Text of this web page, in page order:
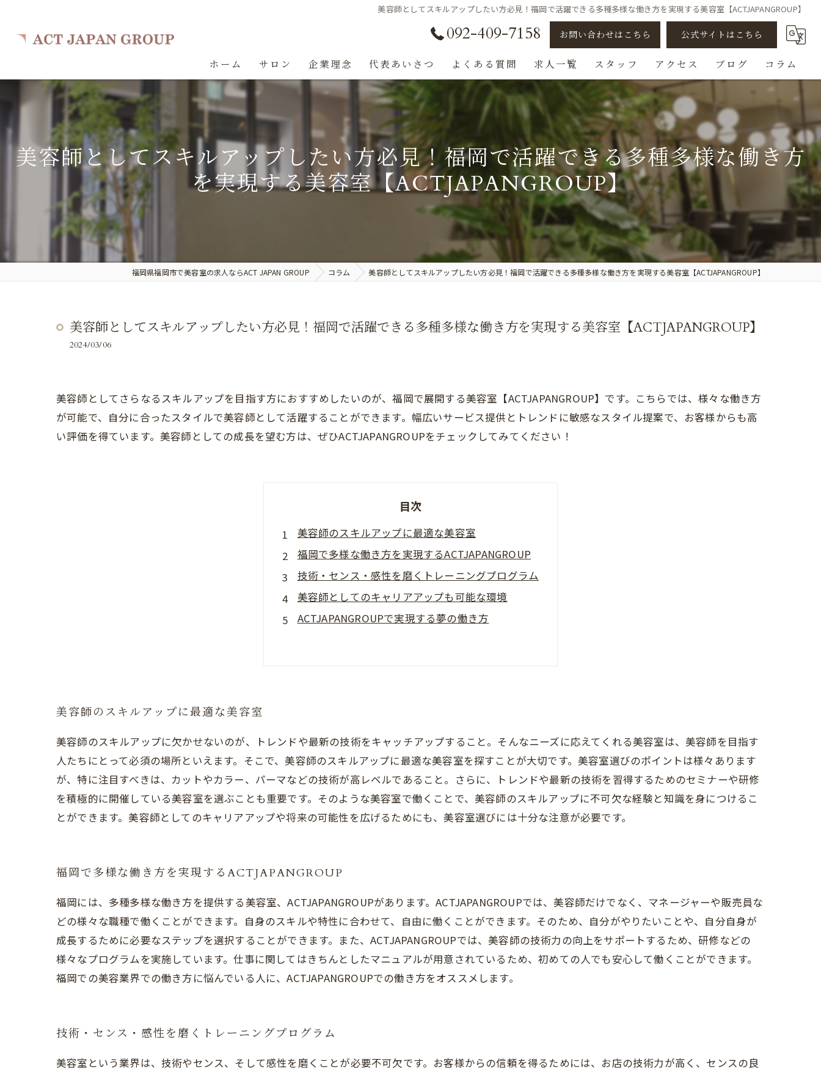
美容師としてスキルアップしたい方必見！福岡で活躍できる多種多様な働き方を実現する美容室【ACTJAPANGROUP】
092-409-7158 お問い合わせはこちら 公式サイトはこちら
ホーム サロン 企業理念 代表あいさつ よくある質問 求人一覧 スタッフ
アシスタント
スタイリスト
ビューティスト
スパニスト
チェンジ/転職
アクセス ブログ コラム
美容師としてスキルアップしたい方必見！福岡で活躍できる多種多様な働き方
を実現する美容室【ACTJAPANGROUP】
福岡県福岡市で美容室の求人ならACT JAPAN GROUP コラム 美容師としてスキルアップしたい方必見！福岡で活躍できる多種多様な働き方を実現する美容室【ACTJAPANGROUP】
美容師としてスキルアップしたい方必見！福岡で活躍できる多種多様な働き方を実現する美容室【ACTJAPANGROUP】
2024/03/06
美容師としてさらなるスキルアップを目指す方におすすめしたいのが、福岡で展開する美容室【ACTJAPANGROUP】です。こちらでは、様々な働き方
が可能で、自分に合ったスタイルで美容師として活躍することができます。幅広いサービス提供とトレンドに敏感なスタイル提案で、お客様からも高
い評価を得ています。美容師としての成長を望む方は、ぜひACTJAPANGROUPをチェックしてみてください！
目次
美容師のスキルアップに最適な美容室
福岡で多様な働き方を実現するACTJAPANGROUP
技術・センス・感性を磨くトレーニングプログラム
美容師としてのキャリアアップも可能な環境
ACTJAPANGROUPで実現する夢の働き方
美容師のスキルアップに最適な美容室
美容師のスキルアップに欠かせないのが、トレンドや最新の技術をキャッチアップすること。そんなニーズに応えてくれる美容室は、美容師を目指す
人たちにとって必須の場所といえます。そこで、美容師のスキルアップに最適な美容室を探すことが大切です。美容室選びのポイントは様々あります
が、特に注目すべきは、カットやカラー、パーマなどの技術が高レベルであること。さらに、トレンドや最新の技術を習得するためのセミナーや研修
を積極的に開催している美容室を選ぶことも重要です。そのような美容室で働くことで、美容師のスキルアップに不可欠な経験と知識を身につけるこ
とができます。美容師としてのキャリアアップや将来の可能性を広げるためにも、美容室選びには十分な注意が必要です。
福岡で多様な働き方を実現するACTJAPANGROUP
福岡には、多種多様な働き方を提供する美容室、ACTJAPANGROUPがあります。ACTJAPANGROUPでは、美容師だけでなく、マネージャーや販売員な
どの様々な職種で働くことができます。自身のスキルや特性に合わせて、自由に働くことができます。そのため、自分がやりたいことや、自分自身が
成長するために必要なステップを選択することができます。また、ACTJAPANGROUPでは、美容師の技術力の向上をサポートするため、研修などの
様々なプログラムを実施しています。仕事に関してはきちんとしたマニュアルが用意されているため、初めての人でも安心して働くことができます。
福岡での美容業界での働き方に悩んでいる人に、ACTJAPANGROUPでの働き方をオススメします。
技術・センス・感性を磨くトレーニングプログラム
美容室という業界は、技術やセンス、そして感性を磨くことが必要不可欠です。お客様からの信頼を得るためには、お店の技術力が高く、センスの良